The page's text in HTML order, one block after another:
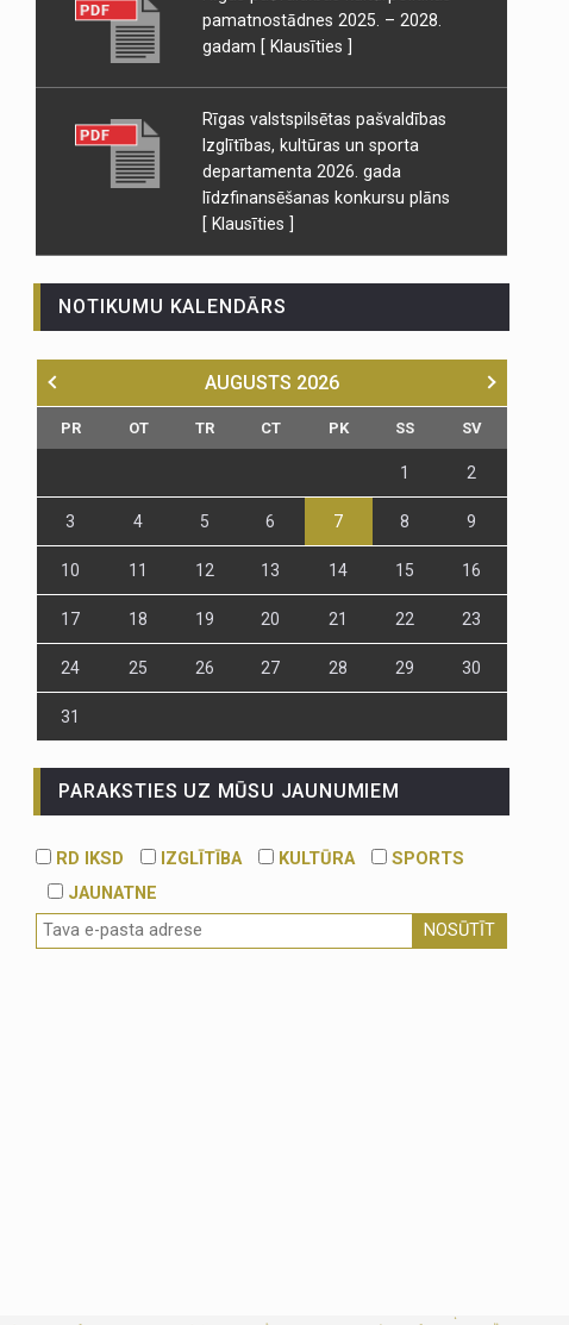
pamatnostādnes 2025. – 2028.
gadam [ Klausīties ]
Rīgas valstspilsētas pašvaldības
Izglītības, kultūras un sporta
departamenta 2026. gada
līdzfinansēšanas konkursu plāns
[ Klausīties ]
NOTIKUMU KALENDĀRS
AUGUSTS 2026
PR OT TR CT PK SS SV
1 2
3 4 5 6 7 8 9
10 11 12 13 14 15 16
17 18 19 20 21 22 23
24 25 26 27 28 29 30
31
PARAKSTIES UZ MŪSU JAUNUMIEM
RD IKSD IZGLĪTĪBA KULTŪRA
SPORTS
JAUNATNE
NOSŪTĪT